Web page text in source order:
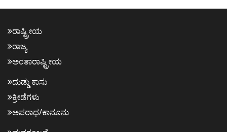
ರಾಷ್ಟ್ರೀಯ
ರಾಜ್ಯ
ಅಂತಾರಾಷ್ಟ್ರೀಯ
ದುಡ್ಡು ಕಾಸು
ಕ್ರೀಡೆಗಳು
ಅಪರಾಧ/ಕಾನೂನು